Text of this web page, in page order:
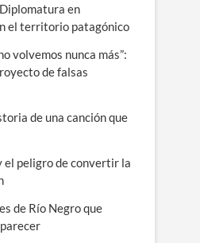
en
el territorio patagónico
volvemos nunca más”:
de falsas
de una canción que
el peligro de convertir la
de Río Negro que